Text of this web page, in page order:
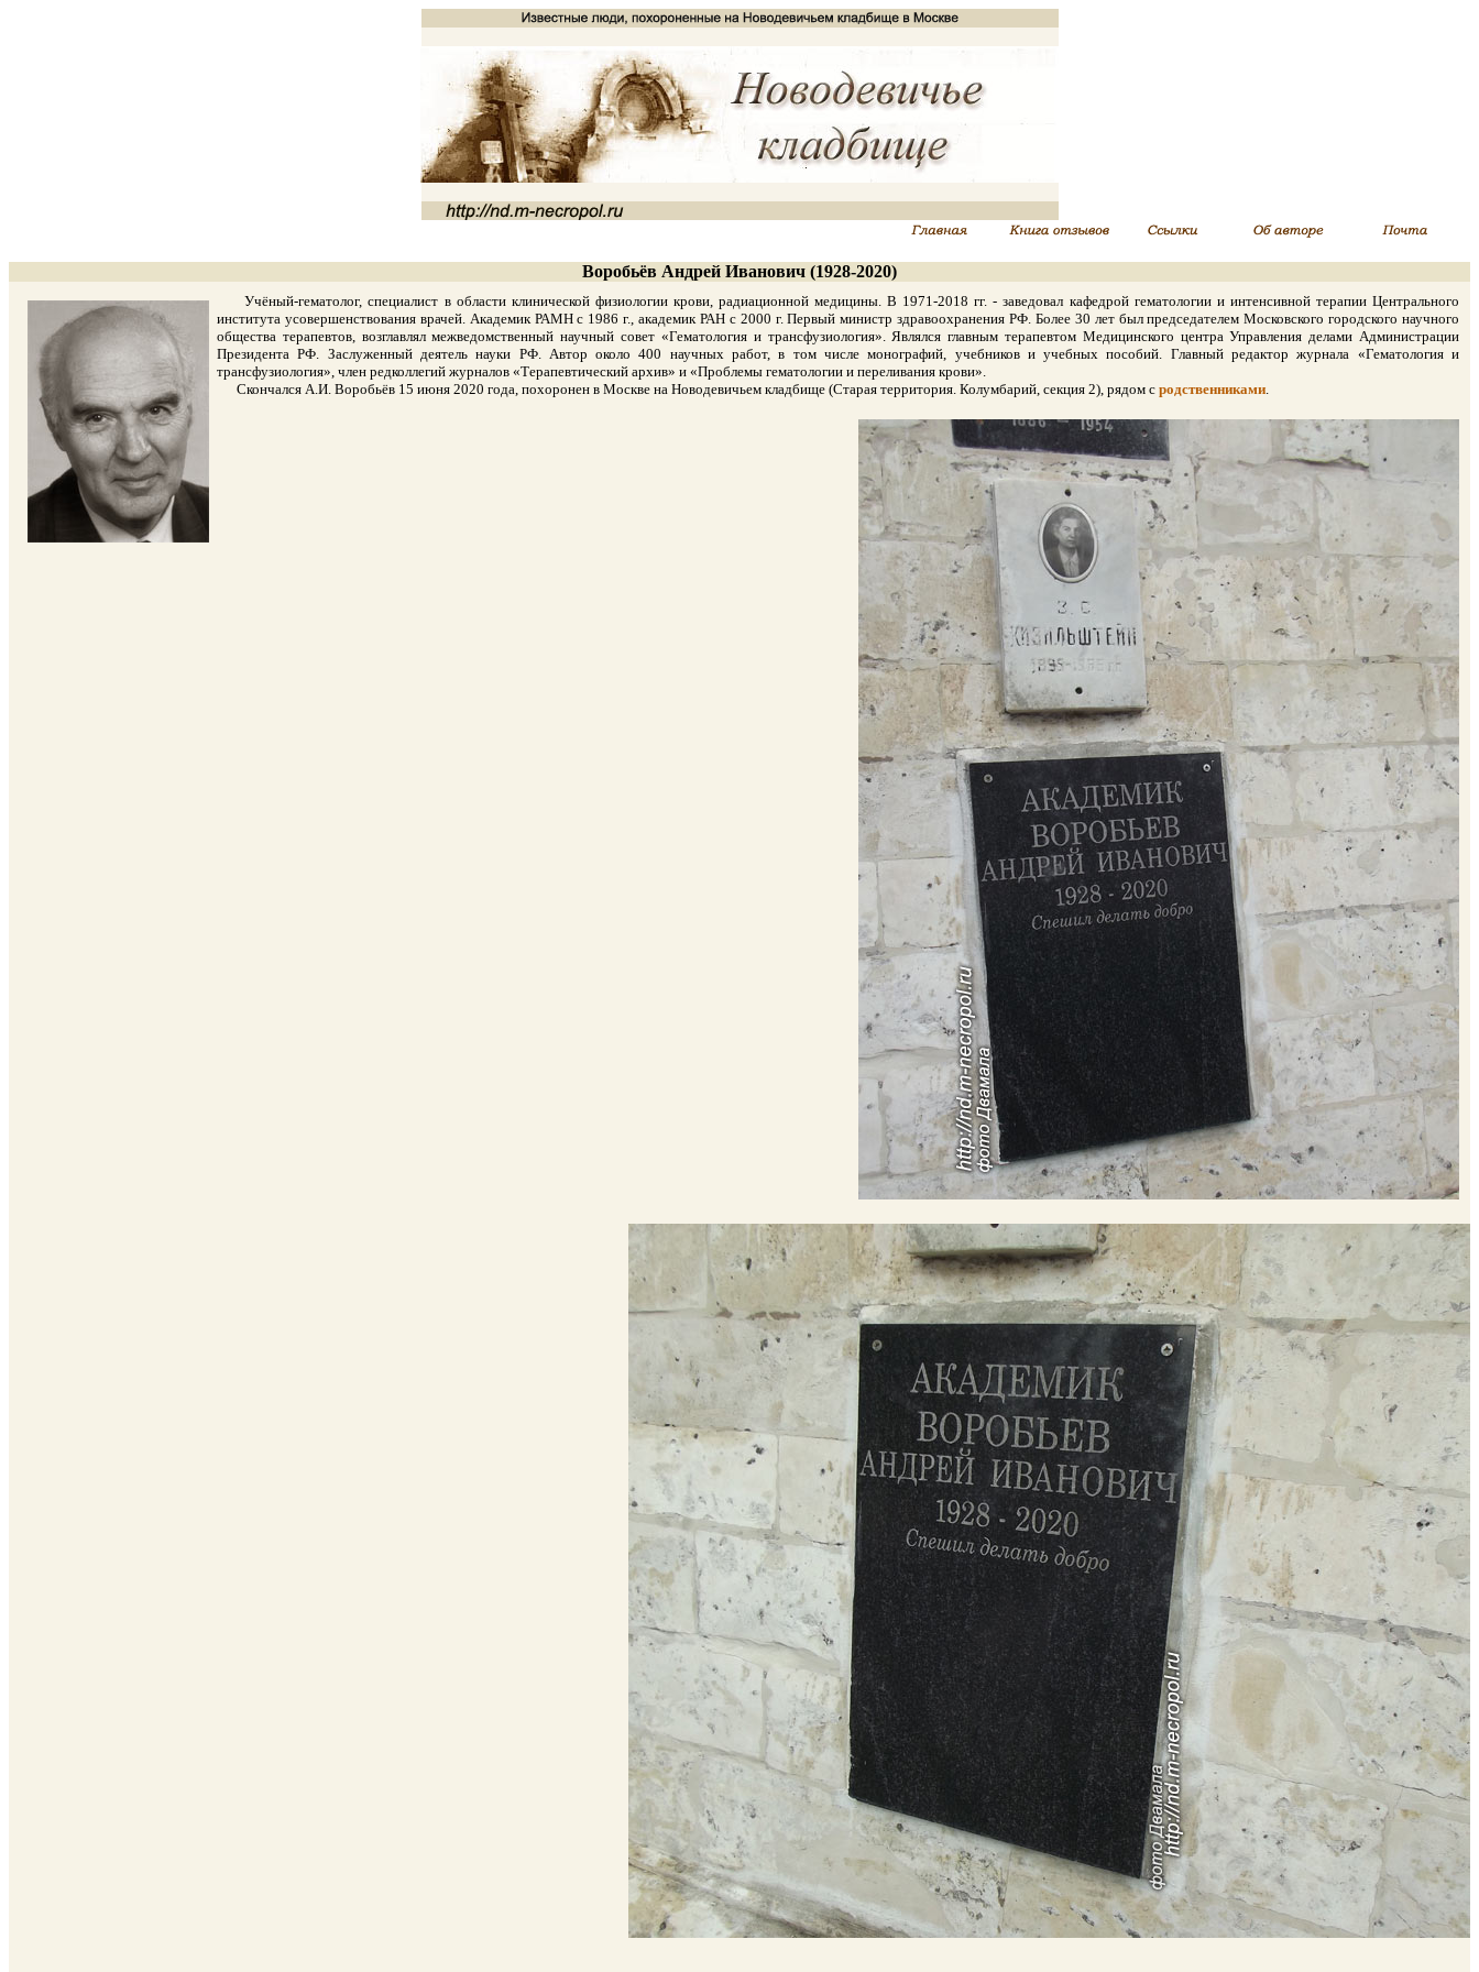
Воробьёв Андрей Иванович (1928-2020)
Учёный-гематолог, специалист в области клинической физиологии крови, радиационной медицины. В 1971-2018 гг. - заведовал кафедрой гематологии и интенсивной терапии Центрального
института усовершенствования врачей. Академик РАМН с 1986 г., академик РАН с 2000 г. Первый министр здравоохранения РФ. Более 30 лет был председателем Московского городского научного
общества терапевтов, возглавлял межведомственный научный совет «Гематология и трансфузиология». Являлся главным терапевтом Медицинского центра Управления делами Администрации
Президента РФ. Заслуженный деятель науки РФ. Автор около 400 научных работ, в том числе монографий, учебников и учебных пособий. Главный редактор журнала «Гематология и
трансфузиология», член редколлегий журналов «Терапевтический архив» и «Проблемы гематологии и переливания крови».
Скончался А.И. Воробьёв 15 июня 2020 года, похоронен в Москве на Новодевичьем кладбище (Старая территория. Колумбарий, секция 2), рядом с родственниками.